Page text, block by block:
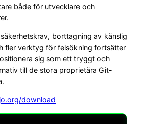
både för utvecklare och
borttagning av känslig
fler verktyg för felsökning fortsätter
sig som ett tryggt och
till de stora proprietära Git-
download